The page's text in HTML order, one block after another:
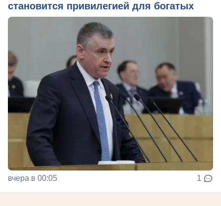
становится привилегией для богатых
вчера в 00:05 1